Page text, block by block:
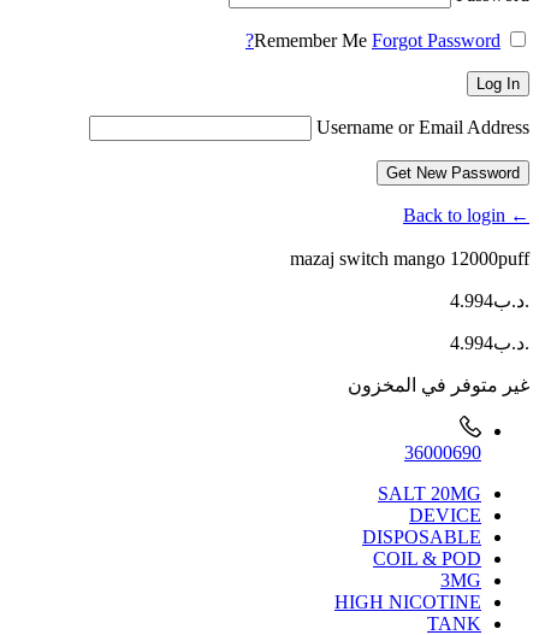
Remember Me Forgot Password?
Log In
Username or Email Address
Get New Password
← Back to login
mazaj switch mango 12000puff
.د.ب4.994
.د.ب4.994
غير متوفر في المخزون
36000690
SALT 20MG
DEVICE
DISPOSABLE
COIL & POD
3MG
HIGH NICOTINE
TANK